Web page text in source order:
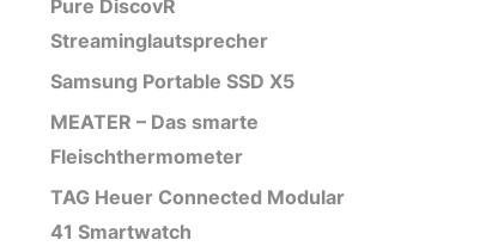
Pure DiscovR
Streaminglautsprecher
Samsung Portable SSD X5
MEATER – Das smarte
Fleischthermometer
TAG Heuer Connected Modular
41 Smartwatch